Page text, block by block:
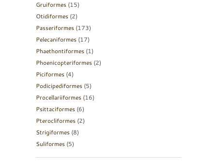
Gruiformes (15)
Otidiformes (2)
Passeriformes (173)
Pelecaniformes (17)
Phaethontiformes (1)
Phoenicopteriformes (2)
Piciformes (4)
Podicipediformes (5)
Procellariiformes (16)
Psittaciformes (6)
Pterocliformes (2)
Strigiformes (8)
Suliformes (5)